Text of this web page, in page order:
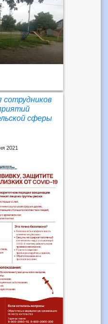
сотрудников
сферы
2021